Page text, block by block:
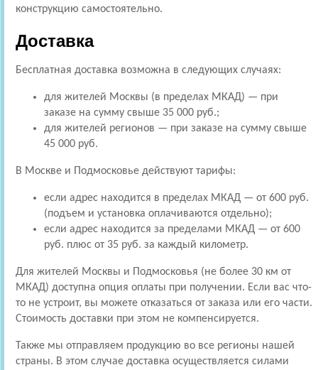
конструкцию самостоятельно.
Доставка
Бесплатная доставка возможна в следующих случаях:
для жителей Москвы (в пределах МКАД) — при
заказе на сумму свыше 35 000 руб.;
для жителей регионов — при заказе на сумму свыше
45 000 руб.
В Москве и Подмосковье действуют тарифы:
если адрес находится в пределах МКАД — от 600 руб.
(подъем и установка оплачиваются отдельно);
если адрес находится за пределами МКАД — от 600
руб. плюс от 35 руб. за каждый километр.
Для жителей Москвы и Подмосковья (не более 30 км от
МКАД) доступна опция оплаты при получении. Если вас что-
то не устроит, вы можете отказаться от заказа или его части.
Стоимость доставки при этом не компенсируется.
Также мы отправляем продукцию во все регионы нашей
страны. В этом случае доставка осуществляется силами